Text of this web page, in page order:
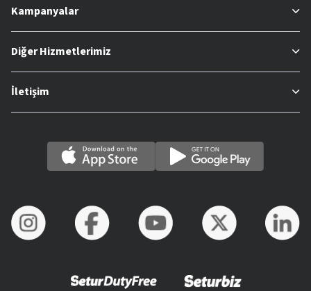
Kampanyalar
Diğer Hizmetlerimiz
İletişim